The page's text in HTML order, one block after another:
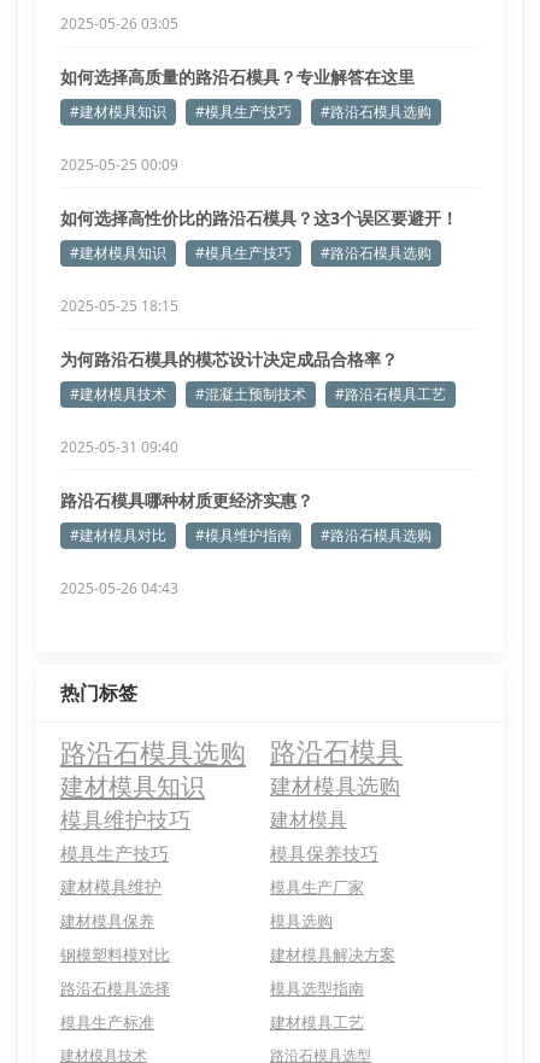
2025-05-26 03:05
如何选择高质量的路沿石模具？专业解答在这里
#建材模具知识 #模具生产技巧 #路沿石模具选购
2025-05-25 00:09
如何选择高性价比的路沿石模具？这3个误区要避开！
#建材模具知识 #模具生产技巧 #路沿石模具选购
2025-05-25 18:15
为何路沿石模具的模芯设计决定成品合格率？
#建材模具技术 #混凝土预制技术 #路沿石模具工艺
2025-05-31 09:40
路沿石模具哪种材质更经济实惠？
#建材模具对比 #模具维护指南 #路沿石模具选购
2025-05-26 04:43
热门标签
路沿石模具选购 路沿石模具
建材模具知识
建材模具选购
模具维护技巧
建材模具
模具生产技巧 模具保养技巧
建材模具维护
模具生产厂家
建材模具保养
模具选购
钢模塑料模对比
建材模具解决方案
路沿石模具选择
模具选型指南
模具生产标准
建材模具工艺
建材模具技术 路沿石模具选型